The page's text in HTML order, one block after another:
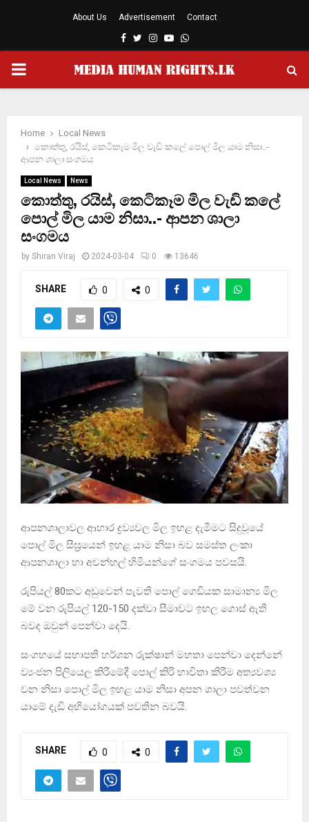
About Us Advertisement Contact
Facebook
TwitterInstagram
YoutubeWhatsapp
PRIMARY
Home
Local News
කොත්තු, රයිස්, කෙටිකෑම මිල වැඩි කලේ පොල් මිල යාම නිසා..-
ආපන ශාලා සංගමය
Local News News
කොත්තු, රයිස්, කෙටිකෑම මිල වැඩි කලේ
පොල් මිල යාම නිසා..- ආපන ශාලා
සංගමය
by Shiran Viraj 2024-03-04 0 13646
SHARE 0 0
ආපනශාලාවල ආහාර ද්‍රව්‍යවල මිල ඉහළ දැමීමට සිදුවූයේ
පොල් මිල සීඝ‍්‍රයෙන් ඉහළ යාම නිසා බව සමස්ත ලංකා
ආපනශාලා හා අවන්හල් හිමියන්ගේ සංගමය පවසයි.
රුපියල් 80කට අඩුවෙන් පැවති පොල් ගෙඩියක සාමාන්‍ය මිල
මේ වන රුපියල් 120-150 දක්වා සීමාවට ඉහල ගොස් ඇති
බවද ඔවුන් පෙන්වා දෙයි.
සංගහයේ සභාපති හර්ශන රුක්ෂාන් මහතා පෙන්වා දෙන්නේ
ව්‍යංජන පිලියෙල කිරීමේදී පොල් කිරි භාවිතා කිරීම අත්‍යවශ්‍ය
වන නිසා පොල් මිල ඉහළ යාම නිසා අපන ශාලා පවත්වන
යාමේ දැඩි අභියෝගයක් පවතින බවයි.
SHARE 0 0